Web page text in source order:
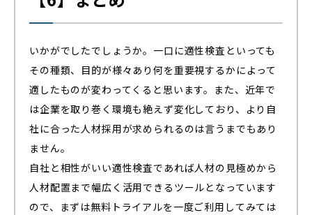
いかがでしたでしょうか。一口に適性検査といっても
その種類、目的が様々あり何を重要視するかによって
適したものが変わってくると思います。また、近年で
は企業を取り巻く環境も絶えず変化しており、より自
社に合った人材採用が求められるのは言うまでもあり
ません。
自社と相性がいい適性検査であれば人材の見極めから
人材配置まで幅広く活用できるツールとなっています
ので、まずは無料トライアルを一度ご利用してみては